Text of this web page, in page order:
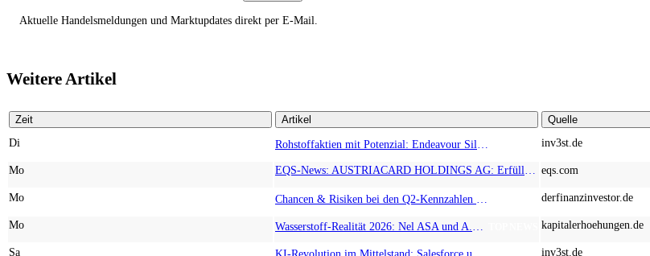
Aktuelle Handelsmeldungen und Marktupdates direkt per E-Mail.
Weitere Artikel
Zeit Artikel Quelle
Di
inv3st.de
Mo eqs.com
Mo derfinanzinvestor.de
Mo kapitalerhoehungen.de
Sa inv3st.de